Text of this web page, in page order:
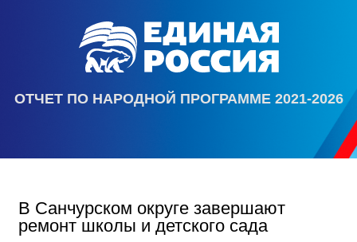
ОТЧЕТ ПО НАРОДНОЙ ПРОГРАММЕ 2021-2026
В Санчурском округе завершают
ремонт школы и детского сада